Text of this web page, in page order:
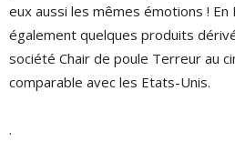
eux aussi les mêmes émotions ! En
également quelques produits
société Chair de poule Terreur au
comparable avec les Etats-Unis.
.